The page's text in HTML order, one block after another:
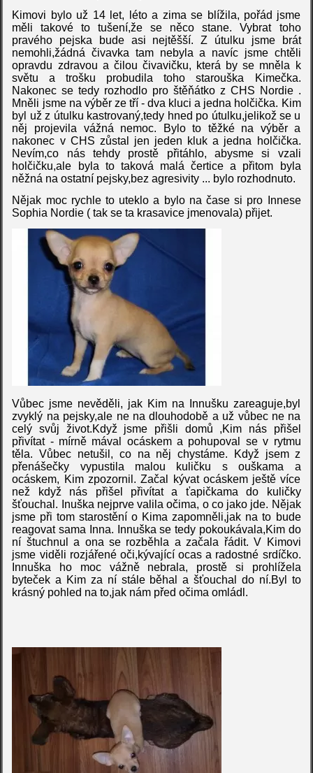
Kimovi bylo už 14 let, léto a zima se blížila, pořád jsme
měli takové to tušení,že se něco stane. Vybrat toho
pravého pejska bude asi nejtěšší. Z útulku jsme brát
nemohli,žádná čivavka tam nebyla a navíc jsme chtěli
opravdu zdravou a čilou čivavičku, která by se mněla k
světu a trošku probudila toho starouška Kimečka.
Nakonec se tedy rozhodlo pro štěňátko z CHS Nordie .
Mněli jsme na výběr ze tří - dva kluci a jedna holčička. Kim
byl už z útulku kastrovaný,tedy hned po útulku,jelikož se u
něj projevila vážná nemoc. Bylo to těžké na výběr a
nakonec v CHS zůstal jen jeden kluk a jedna holčička.
Nevím,co nás tehdy prostě přitáhlo, abysme si vzali
holčičku,ale byla to taková malá čertice a přitom byla
něžná na ostatní pejsky,bez agresivity ... bylo rozhodnuto.
Nějak moc rychle to uteklo a bylo na čase si pro Innese
Sophia Nordie ( tak se ta krasavice jmenovala) přijet.
Vůbec jsme nevěděli, jak Kim na Innušku zareaguje,byl
zvyklý na pejsky,ale ne na dlouhodobě a už vůbec ne na
celý svůj život.Když jsme přišli domů ,Kim nás přišel
přivítat - mírně mával ocáskem a pohupoval se v rytmu
těla. Vůbec netušil, co na něj chystáme. Když jsem z
přenášečky vypustila malou kuličku s ouškama a
ocáskem, Kim zpozornil. Začal kývat ocáskem ještě více
než když nás přišel přivítat a ťapičkama do kuličky
šťouchal. Inuška nejprve valila očima, o co jako jde. Nějak
jsme při tom starostění o Kima zapomněli,jak na to bude
reagovat sama Inna. Innuška se tedy pokoukávala,Kim do
ní štuchnul a ona se rozběhla a začala řádit. V Kimovi
jsme viděli rozjářené oči,kývající ocas a radostné srdíčko.
Innuška ho moc vážně nebrala, prostě si prohlížela
byteček a Kim za ní stále běhal a šťouchal do ní.Byl to
krásný pohled na to,jak nám před očima omládl.